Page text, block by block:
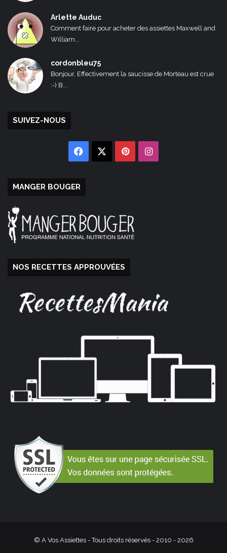
Arlette Auduc
Comment faire pour acheter des assiettes Maxwell and
William...
cordonbleu75
Bonjour, Effectivement la saucisse de Morteau est crue
:-) B...
SUIVEZ-NOUS
Facebook PinterestInstagram
MANGER BOUGER
NOS RECETTES APPROUVÉES
© A Vos Assiettes - Tous droits réservés - 2010 - 2026